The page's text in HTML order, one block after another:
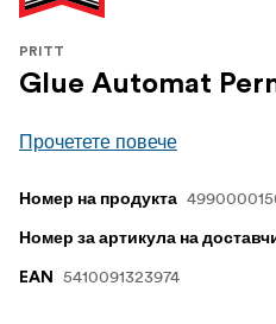
PRITT
Glue Automat
Прочетете повече
Номер на продукта
Номер за артикула на
EAN 5410091323974